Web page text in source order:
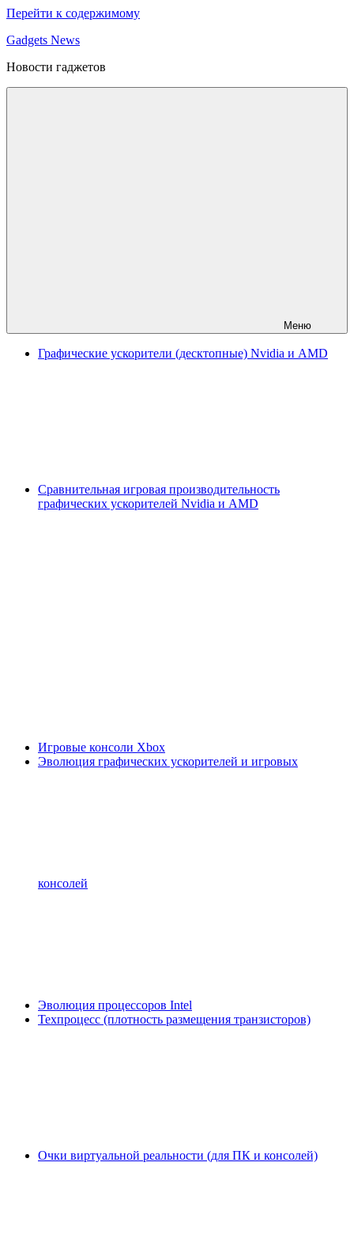
Перейти к содержимому
Gadgets News
Новости гаджетов
Меню
Графические ускорители (десктопные) Nvidia и AMD
Сравнительная игровая производительность
графических ускорителей Nvidia и AMD
Игровые консоли Xbox
Эволюция графических ускорителей и игровых
консолей
Эволюция процессоров Intel
Техпроцесс (плотность размещения транзисторов)
Очки виртуальной реальности (для ПК и консолей)